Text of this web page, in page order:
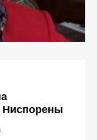
Ниспорены